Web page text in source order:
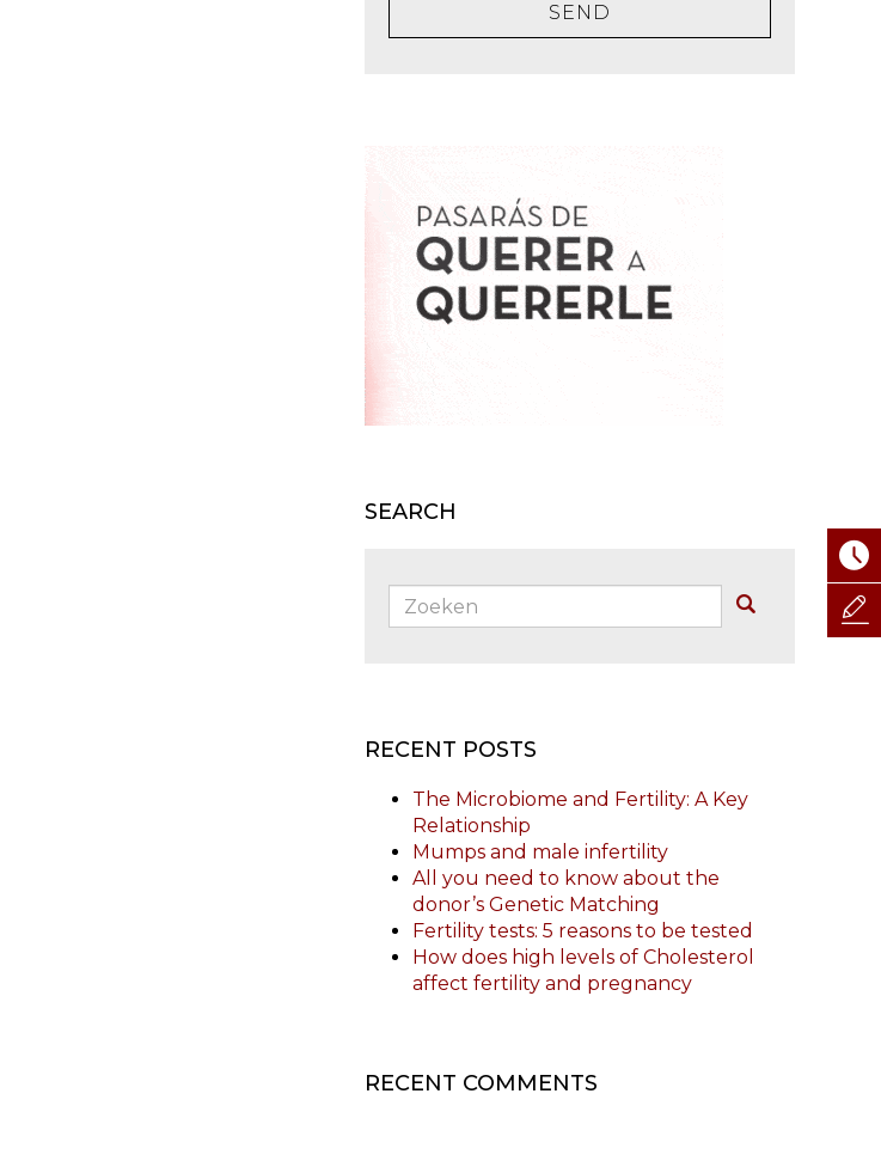
SEND
SEARCH
Zoeken:
RECENT POSTS
The Microbiome and Fertility: A Key
Relationship
Mumps and male infertility
All you need to know about the
donor’s Genetic Matching
Fertility tests: 5 reasons to be tested
How does high levels of Cholesterol
affect fertility and pregnancy
RECENT COMMENTS